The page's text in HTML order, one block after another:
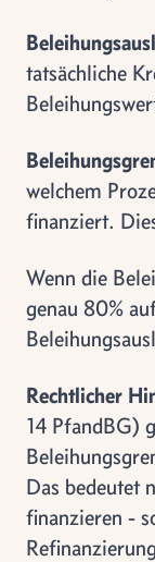
tatsächliche
welchem
finanziert.
Wenn die
genau 80%
Rechtlicher
14 PfandBG)
Das bedeutet
finanzieren -